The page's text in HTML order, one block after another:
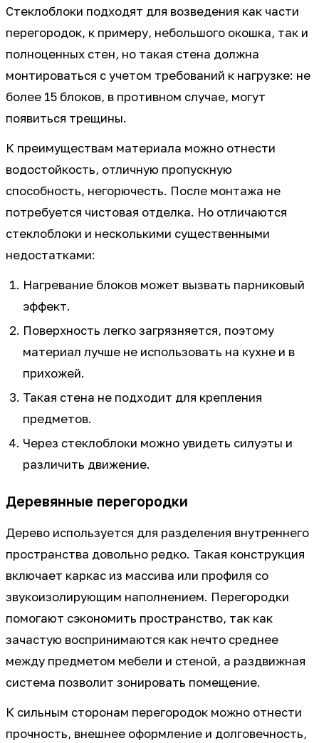
Стеклоблоки подходят для возведения как части
перегородок, к примеру, небольшого окошка, так и
полноценных стен, но такая стена должна
монтироваться с учетом требований к нагрузке: не
более 15 блоков, в противном случае, могут
появиться трещины.
К преимуществам материала можно отнести
водостойкость, отличную пропускную
способность, негорючесть. После монтажа не
потребуется чистовая отделка. Но отличаются
стеклоблоки и несколькими существенными
недостатками:
Нагревание блоков может вызвать парниковый
эффект.
Поверхность легко загрязняется, поэтому
материал лучше не использовать на кухне и в
прихожей.
Такая стена не подходит для крепления
предметов.
Через стеклоблоки можно увидеть силуэты и
различить движение.
Деревянные перегородки
Дерево используется для разделения внутреннего
пространства довольно редко. Такая конструкция
включает каркас из массива или профиля со
звукоизолирующим наполнением. Перегородки
помогают сэкономить пространство, так как
зачастую воспринимаются как нечто среднее
между предметом мебели и стеной, а раздвижная
система позволит зонировать помещение.
К сильным сторонам перегородок можно отнести
прочность, внешнее оформление и долговечность,